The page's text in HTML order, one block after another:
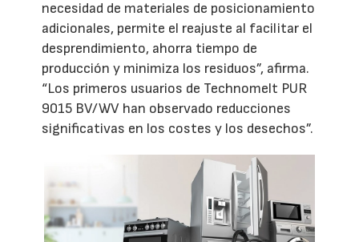
necesidad de materiales de posicionamiento
adicionales, permite el reajuste al facilitar el
desprendimiento, ahorra tiempo de
producción y minimiza los residuos”, afirma.
“Los primeros usuarios de Technomelt PUR
9015 BV/WV han observado reducciones
significativas en los costes y los desechos”.